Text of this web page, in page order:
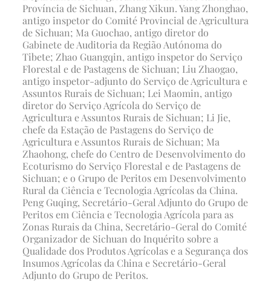
Província de Sichuan, Zhang Xikun. Yang Zhonghao,
antigo inspetor do Comité Provincial de Agricultura
de Sichuan; Ma Guochao, antigo diretor do
Gabinete de Auditoria da Região Autónoma do
Tibete; Zhao Guangqin, antigo inspetor do Serviço
Florestal e de Pastagens de Sichuan; Liu Zhaogao,
antigo inspetor-adjunto do Serviço de Agricultura e
Assuntos Rurais de Sichuan; Lei Maomin, antigo
diretor do Serviço Agrícola do Serviço de
Agricultura e Assuntos Rurais de Sichuan; Li Jie,
chefe da Estação de Pastagens do Serviço de
Agricultura e Assuntos Rurais de Sichuan; Ma
Zhaohong, chefe do Centro de Desenvolvimento do
Ecoturismo do Serviço Florestal e de Pastagens de
Sichuan; e o Grupo de Peritos em Desenvolvimento
Rural da Ciência e Tecnologia Agrícolas da China.
Peng Guqing, Secretário-Geral Adjunto do Grupo de
Peritos em Ciência e Tecnologia Agrícola para as
Zonas Rurais da China, Secretário-Geral do Comité
Organizador de Sichuan do Inquérito sobre a
Qualidade dos Produtos Agrícolas e a Segurança dos
Insumos Agrícolas da China e Secretário-Geral
Adjunto do Grupo de Peritos.